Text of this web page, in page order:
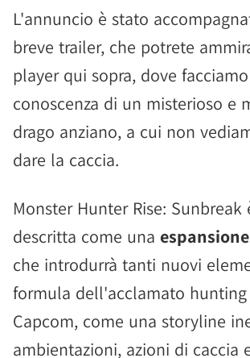
L'annuncio è stato
breve trailer, che potrete
player qui sopra, dove
conoscenza di un misterioso e
drago anziano, a cui non
dare la caccia.
Monster Hunter Rise: Sunbreak
descritta come una
che introdurrà tanti nuovi
formula dell'acclamato hunting
Capcom, come una storyline
ambientazioni, azioni di caccia